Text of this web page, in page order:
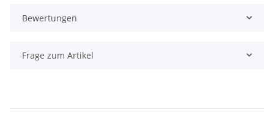
Bewertungen
Frage zum Artikel